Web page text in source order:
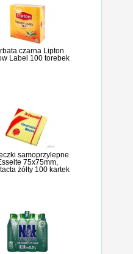
czarna Lipton
Label 100 torebek
samoprzylepne
75x75mm,
żółty 100 kartek